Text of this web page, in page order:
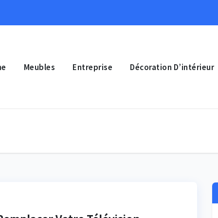
Meubles Entreprise Décoration D’intérieur